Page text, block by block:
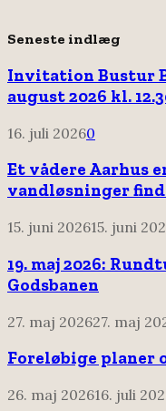
Seneste indlæg
Invitation Bustur
august 2026 kl.
16. juli 20260
Et vådere Aarhus
vandløsninger
15. juni 202615. juni
19. maj 2026:
Godsbanen
27. maj 202627. maj
Foreløbige planer
26. maj 202616. juli